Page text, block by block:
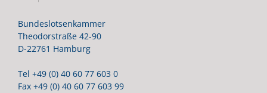
Bundeslotsenkammer
Theodorstraße 42-90
D-22761 Hamburg
Tel +49 (0) 40 60 77 603 0
Fax +49 (0) 40 60 77 603 99